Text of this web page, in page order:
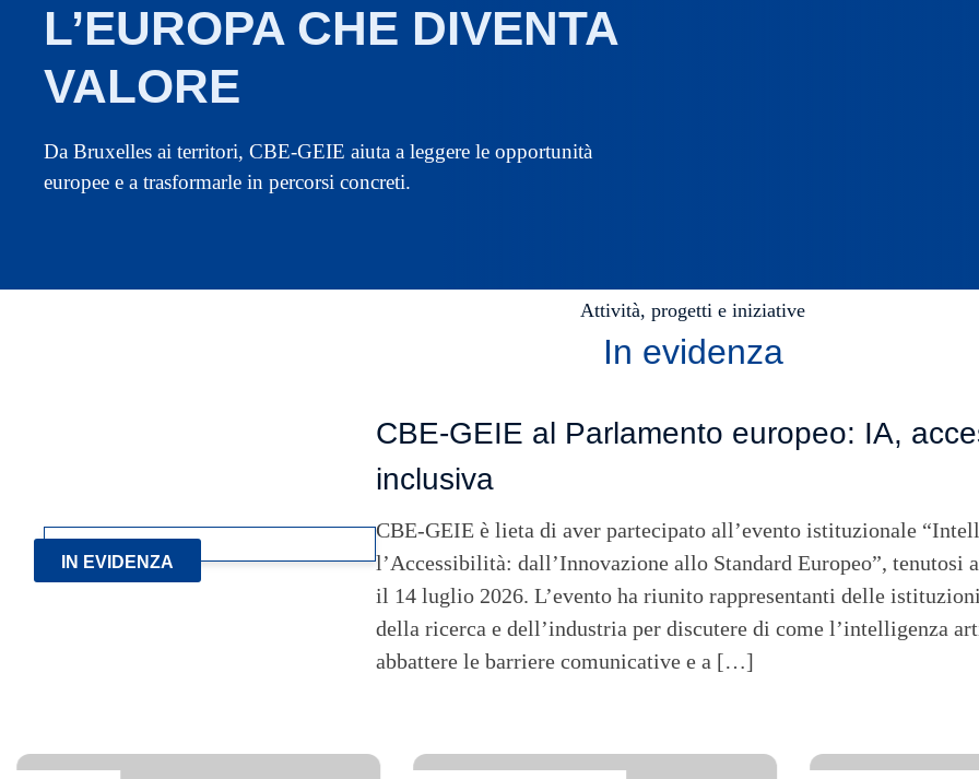
L’EUROPA CHE DIVENTA
VALORE
Da Bruxelles ai territori, CBE-GEIE aiuta a leggere le opportunità
europee e a trasformarle in percorsi concreti.
Attività, progetti e iniziative
In evidenza
IN EVIDENZA
CBE-GEIE al Parlamento europeo: IA,
inclusiva
CBE-GEIE è lieta di aver partecipato all’evento istituzionale
l’Accessibilità: dall’Innovazione allo Standard Europeo”, tenutosi
il 14 luglio 2026. L’evento ha riunito rappresentanti delle
della ricerca e dell’industria per discutere di come l’intelligenza
abbattere le barriere comunicative e a […]